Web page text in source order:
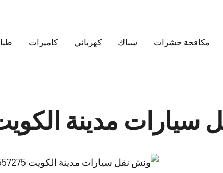
الكويت
منصة
اذاعية
مكافحة حشرات سباك كهربائي كاميرات
مدينة الكويت